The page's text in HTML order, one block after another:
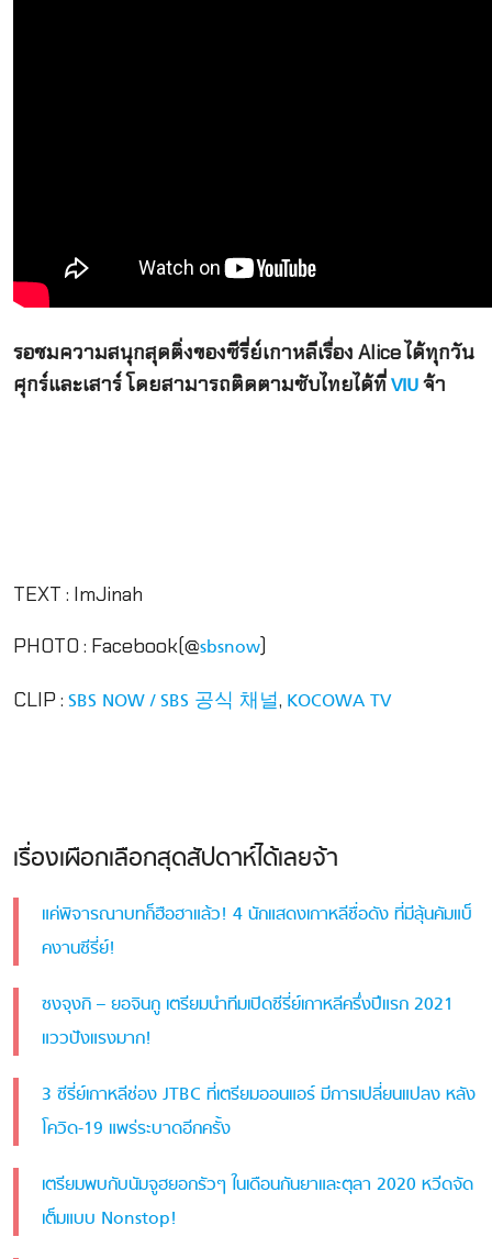
รอชมความสนุกสุดติ่งของซีรี่ย์เกาหลีเรื่อง Alice ได้ทุกวัน
ศุกร์และเสาร์ โดยสามารถติดตามซับไทยได้ที่VIUจ้า
TEXT : ImJinah
PHOTO : Facebook(@sbsnow)
CLIP : SBS NOW / SBS 공식 채널, KOCOWA TV
เรื่องเผือกเลือกสุดสัปดาห์ได้เลยจ้า
แค่พิจารณาบทก็ฮือฮาแล้ว! 4 นักแสดงเกาหลีชื่อดัง ที่มีลุ้นคัมแบ็
คงานซีรี่ย์!
ซงจุงกิ – ยอจินกู เตรียมนำทีมเปิดซีรี่ย์เกาหลีครึ่งปีแรก 2021
แววปังแรงมาก!
3 ซีรี่ย์เกาหลีช่อง JTBC ที่เตรียมออนแอร์ มีการเปลี่ยนแปลง หลัง
โควิด-19 แพร่ระบาดอีกครั้ง
เตรียมพบกับนัมจูฮยอกรัวๆ ในเดือนกันยาและตุลา 2020 หวีดจัด
เต็มแบบ Nonstop!